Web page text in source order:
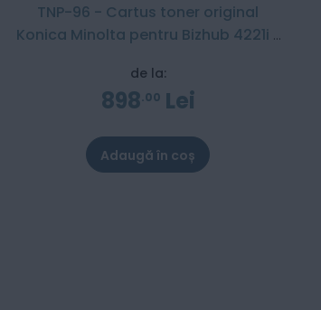
TNP-96 - Cartus toner original
Konica Minolta pentru Bizhub 4221i /
de la:
898 00 Lei
Adaugă în coș